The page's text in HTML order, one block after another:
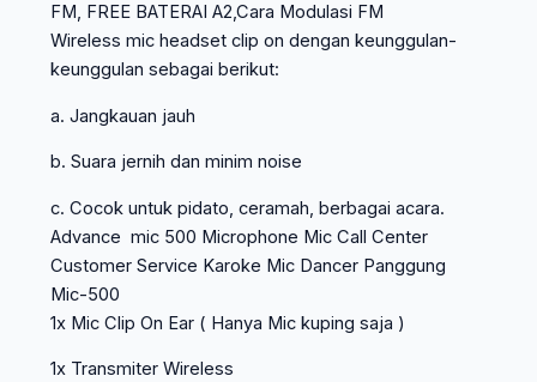
FM, FREE BATERAI A2,Cara Modulasi FM
Wireless mic headset clip on dengan keunggulan-
keunggulan sebagai berikut:
a. Jangkauan jauh
b. Suara jernih dan minim noise
c. Cocok untuk pidato, ceramah, berbagai acara.
Advance mic 500 Microphone Mic Call Center
Customer Service Karoke Mic Dancer Panggung
Mic-500
1x Mic Clip On Ear ( Hanya Mic kuping saja )
1x Transmiter Wireless